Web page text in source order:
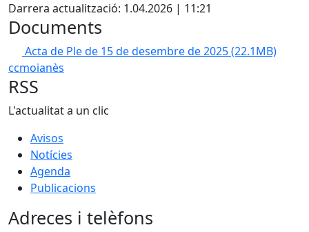
Darrera actualització: 1.04.2026 | 11:21
Documents
Acta de Ple de 15 de desembre de 2025(22.1MB)
ccmoianès
RSS
L'actualitat a un clic
Avisos
Notícies
Agenda
Publicacions
Adreces i telèfons